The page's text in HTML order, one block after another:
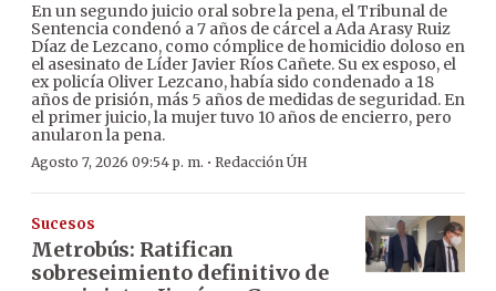
En un segundo juicio oral sobre la pena, el Tribunal de
Sentencia condenó a 7 años de cárcel a Ada Arasy Ruiz
Díaz de Lezcano, como cómplice de homicidio doloso en
el asesinato de Líder Javier Ríos Cañete. Su ex esposo, el
ex policía Oliver Lezcano, había sido condenado a 18
años de prisión, más 5 años de medidas de seguridad. En
el primer juicio, la mujer tuvo 10 años de encierro, pero
anularon la pena.
Agosto 7, 2026 09:54 p. m. · Redacción ÚH
Sucesos
Metrobús: Ratifican
sobreseimiento definitivo de